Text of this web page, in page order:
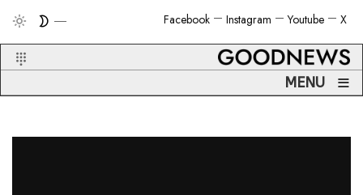
X
Youtube
Instagram
Facebook
MENU ≡